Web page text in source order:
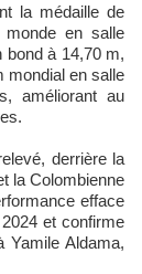
la médaille de
monde en salle
bond à 14,70 m,
mondial en salle
améliorant au
derrière la
la Colombienne
efface
et confirme
Yamile Aldama,